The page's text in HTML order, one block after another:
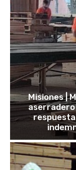
Misiones |